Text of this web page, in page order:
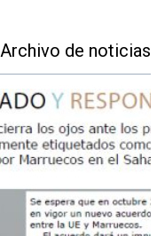
Archivo de noticias